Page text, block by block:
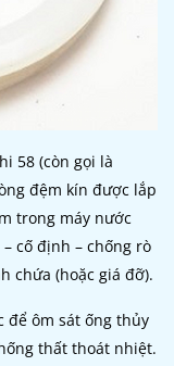
58 (còn gọi là
đệm kín được lắp
trong máy nước
cố định – chống rò
chứa (hoặc giá đỡ).
để ôm sát ống thủy
thất thoát nhiệt.